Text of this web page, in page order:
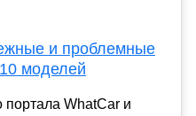
и проблемные
моделей
портала WhatCar и